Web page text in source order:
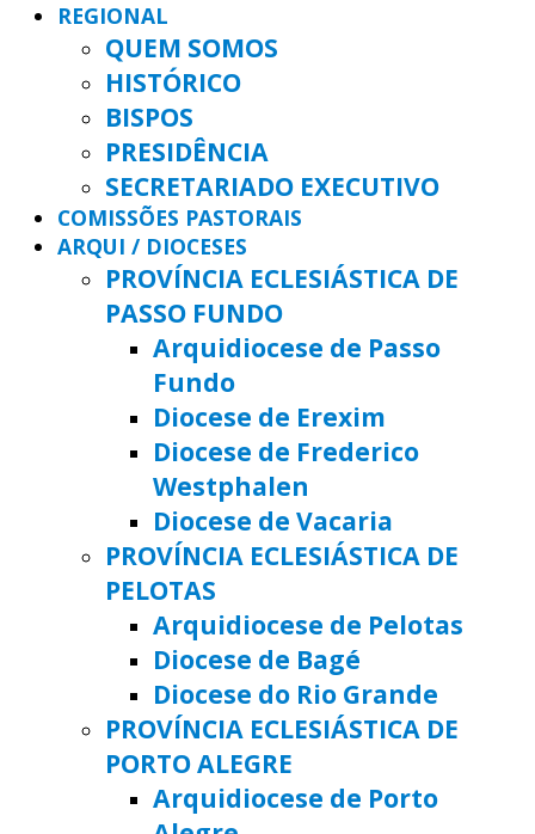
REGIONAL
QUEM SOMOS
HISTÓRICO
BISPOS
PRESIDÊNCIA
SECRETARIADO EXECUTIVO
COMISSÕES PASTORAIS
ARQUI / DIOCESES
PROVÍNCIA ECLESIÁSTICA DE
PASSO FUNDO
Arquidiocese de Passo
Fundo
Diocese de Erexim
Diocese de Frederico
Westphalen
Diocese de Vacaria
PROVÍNCIA ECLESIÁSTICA DE
PELOTAS
Arquidiocese de Pelotas
Diocese de Bagé
Diocese do Rio Grande
PROVÍNCIA ECLESIÁSTICA DE
PORTO ALEGRE
Arquidiocese de Porto